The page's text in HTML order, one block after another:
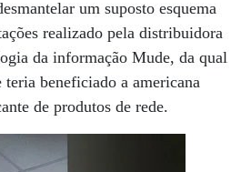
um suposto esquema
realizado pela distribuidora
da informação Mude, da qual
teria beneficiado a americana
de produtos de rede.